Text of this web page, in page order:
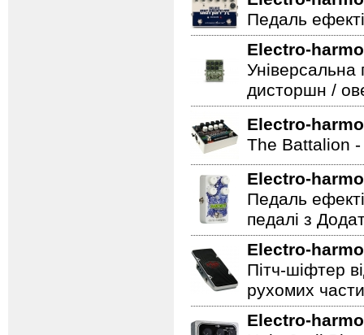
Педаль
Electro-
Універсальна
дисторшн /
Electro-
The Battalion -
Electro-
Педаль
педалі з
Electro-
Пітч-шіфтер
рухомих
Electro-